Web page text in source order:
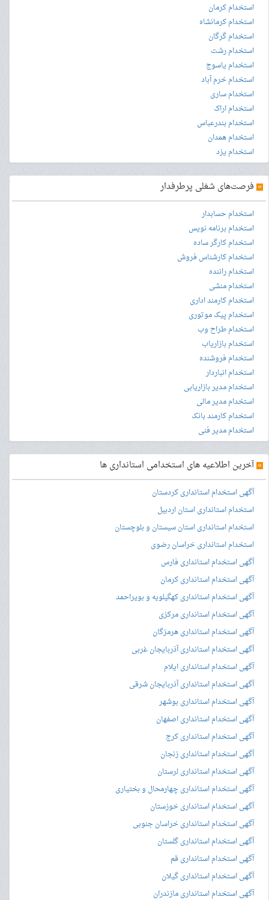
استخدام کرمان
استخدام کرمانشاه
استخدام گرگان
استخدام رشت
استخدام یاسوج
استخدام خرم آباد
استخدام ساری
استخدام اراک
استخدام بندرعباس
استخدام همدان
استخدام یزد
» فرصت‌های شغلی پرطرفدار
استخدام حسابدار
استخدام برنامه نویس
استخدام کارگر ساده
استخدام کارشناس فروش
استخدام راننده
استخدام منشی
استخدام کارمند اداری
استخدام پیک موتوری
استخدام طراح وب
استخدام بازاریاب
استخدام فروشنده
استخدام انباردار
استخدام مدیر بازاریابی
استخدام مدیر مالی
استخدام کارمند بانک
استخدام مدیر فنی
»آخرین اطلاعیه های استخدامی استانداری ها
آگهی استخدام استانداری کردستان
استخدام استانداری استان اردبیل
استخدام استانداری استان سیستان و بلوچستان
استخدام استانداری خراسان رضوی
آگهی استخدام استانداری فارس
آگهی استخدام استانداری کرمان
آگهی استخدام استانداری کهگیلویه و بویراحمد
آگهی استخدام استانداری مرکزی
آگهی استخدام استانداری هرمزگان
آگهی استخدام استانداری آذربایجان غربی
آگهی استخدام استانداری ایلام
آگهی استخدام استانداری آذربایجان شرقی
آگهی استخدام استانداری بوشهر
آگهی استخدام استانداری اصفهان
آگهی استخدام استانداری کرج
آگهی استخدام استانداری زنجان
آگهی استخدام استانداری لرستان
آگهی استخدام استانداری چهارمحال و بختیاری
آگهی استخدام استانداری خوزستان
آگهی استخدام استانداری خراسان جنوبی
آگهی استخدام استانداری گلستان
آگهی استخدام استانداری قم
آگهی استخدام استانداری گیلان
آگهی استخدام استانداری مازندران